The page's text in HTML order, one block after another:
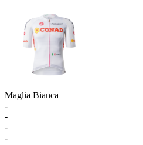
Maglia Bianca
-
-
-
-